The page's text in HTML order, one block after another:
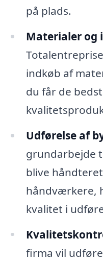
på plads.
Materialer og
indkøb af
du får de
Udførelse af
grundarbejde
blive
håndværkere,
kvalitet i
firma vil